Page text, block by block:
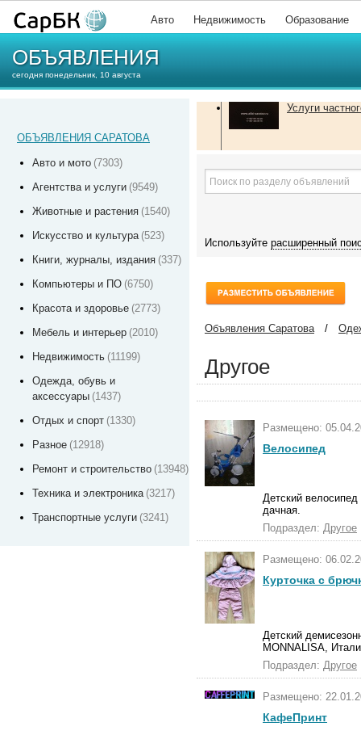
Авто Недвижимость Образование
ОБЪЯВЛЕНИЯ
сегодня понедельник, 10 августа
ОБЪЯВЛЕНИЯ САРАТОВА
Авто и мото (7303)
Агентства и услуги (9549)
Животные и растения (1540)
Искусство и культура (523)
Книги, журналы, издания (337)
Компьютеры и ПО (6750)
Красота и здоровье (2773)
Мебель и интерьер (2010)
Недвижимость (11199)
Одежда, обувь и
аксессуары (1437)
Отдых и спорт (1330)
Разное (12918)
Ремонт и строительство (13948)
Техника и электроника (3217)
Транспортные услуги (3241)
Услуги
Используйте расширенный
Объявления Саратова /
Другое
Размещено:
Велосипед
Детский
дачная.
Подраздел: Другое
Размещено:
Курточка с
Детский
MONNALISA,
Подраздел: Другое
Размещено:
КафеПринт